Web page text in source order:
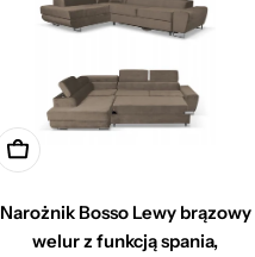
Dodaj do koszyka
Narożnik Bosso Lewy brązowy
welur z funkcją spania,